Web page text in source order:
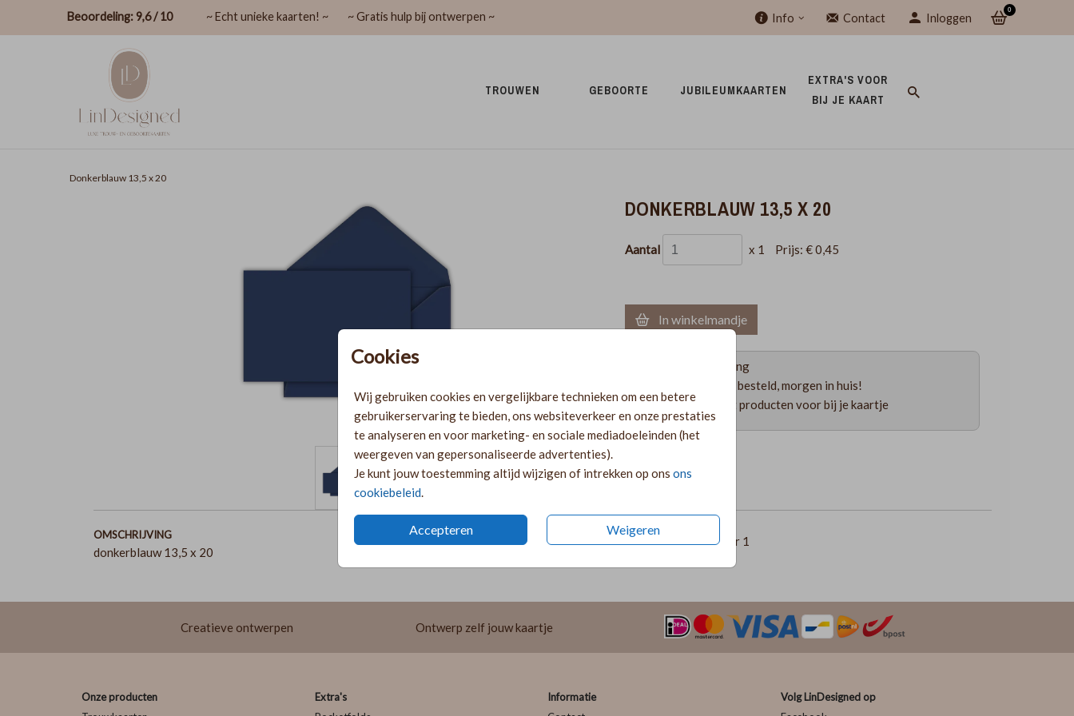
Beoordeling: 9,6 / 10 ~ Echt unieke kaarten! ~ ~ Gratis hulp bij ontwerpen ~ Info Contact Inloggen
0
TROUWEN GEBOORTE JUBILEUMKAARTEN
EXTRA'S VOOR
BIJ JE KAART
Cookies
Wij gebruiken cookies en vergelijkbare technieken om een betere
gebruikerservaring te bieden, ons websiteverkeer en onze prestaties
te analyseren en voor marketing- en sociale mediadoeleinden (het
weergeven van gepersonaliseerde advertenties).
Je kunt jouw toestemming altijd wijzigen of intrekken op ons ons
cookiebeleid
Accepteren Weigeren
Donkerblauw 13,5 x 20
DONKERBLAUW 13,5 X 20
Aantal x 1 Prijs: € 0,45
In winkelmandje
Gratis verzending
Voor 18:00 uur besteld, morgen in huis!
Ruime keuze uit producten voor bij je kaartje
OMSCHRIJVING
donkerblauw 13,5 x 20
Prijs:€ 0,45 per 1
Creatieve ontwerpen Ontwerp zelf jouw kaartje
Onze producten
Extra's
Informatie
Volg LinDesigned op